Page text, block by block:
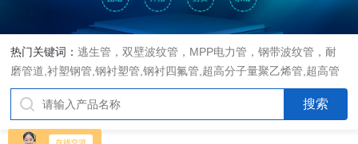
热门关键词：逃生管，双壁波纹管，MPP电力管，钢带波纹管，耐
磨管道,衬塑钢管,钢衬塑管,钢衬四氟管,超高分子量聚乙烯管,超高管